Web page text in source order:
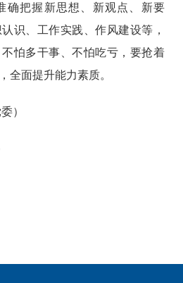
确把握新思想、新观点、新要
识、工作实践、作风建设等，
怕多干事、不怕吃亏，要抢着
全面提升能力素质。
）